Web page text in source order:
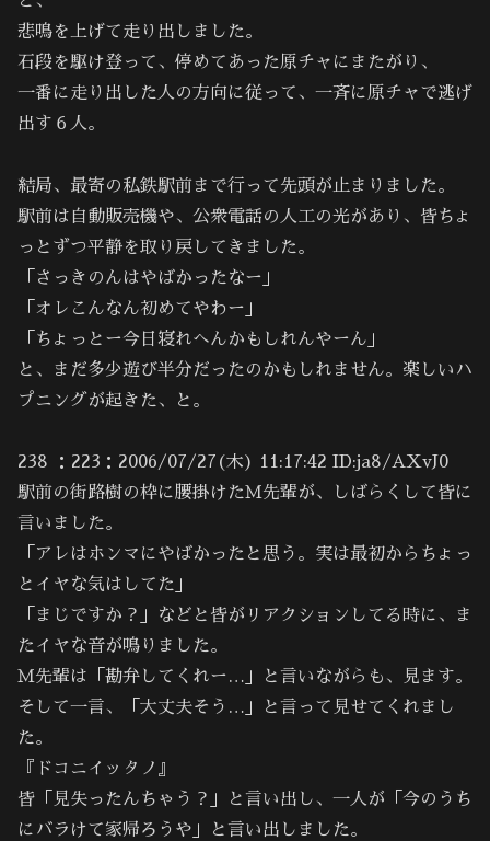
悲鳴を上げて走り出しました。
石段を駆け登って、停めてあった原チャにまたがり、
一番に走り出した人の方向に従って、一斉に原チャで逃げ
出す６人。
結局、最寄の私鉄駅前まで行って先頭が止まりました。
駅前は自動販売機や、公衆電話の人工の光があり、皆ちょ
っとずつ平静を取り戻してきました。
「さっきのんはやばかったなー」
「オレこんなん初めてやわー」
「ちょっとー今日寝れへんかもしれんやーん」
と、まだ多少遊び半分だったのかもしれません。楽しいハ
プニングが起きた、と。
238 ：223：2006/07/27(木) 11:17:42 ID:ja8/AXvJ0
駅前の街路樹の枠に腰掛けたＭ先輩が、しばらくして皆に
言いました。
「アレはホンマにやばかったと思う。実は最初からちょっ
とイヤな気はしてた」
「まじですか？」などと皆がリアクションしてる時に、ま
たイヤな音が鳴りました。
Ｍ先輩は「勘弁してくれー…」と言いながらも、見ます。
そして一言、「大丈夫そう…」と言って見せてくれまし
た。
『ドコニイッタノ』
皆「見失ったんちゃう？」と言い出し、一人が「今のうち
にバラけて家帰ろうや」と言い出しました。